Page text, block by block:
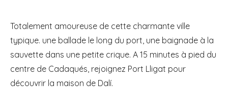
Totalement amoureuse de cette charmante ville
typique. une ballade le long du port, une baignade à la
sauvette dans une petite crique. A 15 minutes à pied du
centre de Cadaqués, rejoignez Port Lligat pour
découvrir la maison de Dalí.